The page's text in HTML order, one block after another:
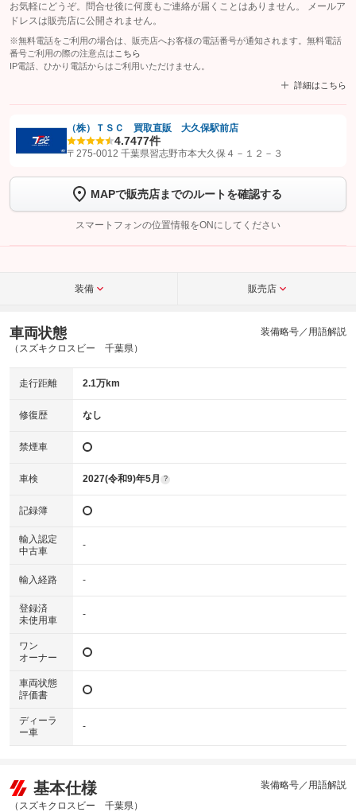
お気軽にどうぞ。問合せ後に何度もご連絡が届くことはありません。 メールア
ドレスは販売店に公開されません。
※無料電話をご利用の場合は、販売店へお客様の電話番号が通知されます。無料電話
番号ご利用の際の注意点は こちら
IP電話、ひかり電話からはご利用いただけません。
詳細はこちら
【STEP1】
認証画面でグーネットを友だち追加してから「許可する」ボタンを押
トーク画面で
ボタンをタップして問い合わせを
完了してください。
こちら
（株）ＴＳＣ 買取直販 大久保駅前店
4.7477件
〒275-0012 千葉県習志野市本大久保４－１２－３
MAPで販売店までのルートを確認する
スマートフォンの位置情報をONにしてください
装備 販売店
車両状態
（スズキクロスビー 千葉県）
装備略号／用語解説
走行距離 2.1万km
修復歴 なし
禁煙車
車検 2027(令和9)年5月 ?
記録簿
輸入認定
中古車
-
輸入経路 -
登録済
未使用車
-
ワン
オーナー
車両状態
評価書
ディーラ
ー車
-
基本仕様
（スズキクロスビー 千葉県）
装備略号／用語解説